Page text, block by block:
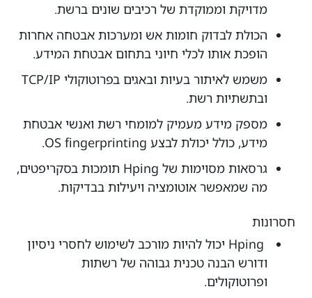
מדויקת וממוקדת של רכיבים שונים ברשת.
הכולת לבדוק חומות אש ומערכות אבטחה אחרות
הופכת אותו לכלי חיוני בתחום אבטחת המידע.
משמש לאיתור בעיות ובאגים בפרוטוקולי TCP/IP
ובתשתיות רשת.
מספק מידע מעמיק למומחי רשת ואנשי אבטחת
מידע, כולל יכולת לבצע OS fingerprinting.
גרסאות מסוימות של Hping תומכות בסקריפטים,
מה שמאפשר אוטומציה ויעילות בבדיקות.
חסרונות
Hping יכול להיות מורכב לשימוש לחסרי ניסיון
ודורש הבנה טכנית גבוהה של רשתות
ופרוטוקולים.